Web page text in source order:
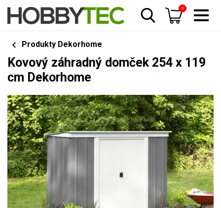
0
Produkty Dekorhome
Kovový záhradný domček 254 x 119
cm Dekorhome